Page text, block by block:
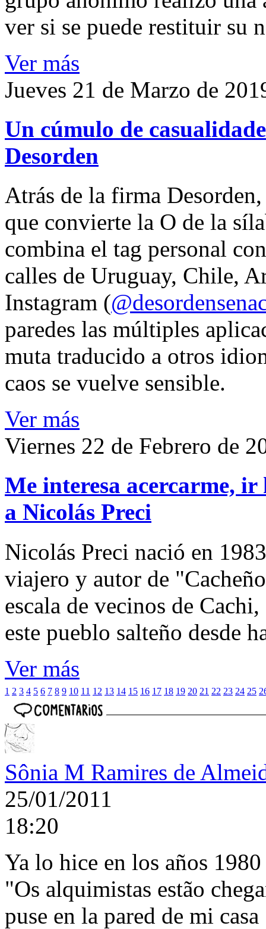
ver si se puede restituir su
Ver más
Jueves 21 de Marzo de
Un cúmulo de
Desorden
Atrás de la firma
que convierte la O de la
combina el tag personal
calles de Uruguay, Chile,
Instagram (
paredes las múltiples
muta traducido a otros
caos se vuelve sensible.
Ver más
Viernes 22 de Febrero de
Me interesa acercarme,
a Nicolás Preci
Nicolás Preci nació en
viajero y autor de
escala de vecinos de
este pueblo salteño desde
Ver más
1 2 3 4 5 6 7 8 9 10 11 12 13 14 15 16 17 18 19 20 21 22 23 24 25
Sônia M Ramires de
25/01/2011
18:20
Ya lo hice en los años 1980
"Os alquimistas estão
puse en la pared de mi casa